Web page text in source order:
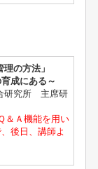
の方法」
成にある～
研究所 主席研
＆Ａ機能を用い
後日、講師よ